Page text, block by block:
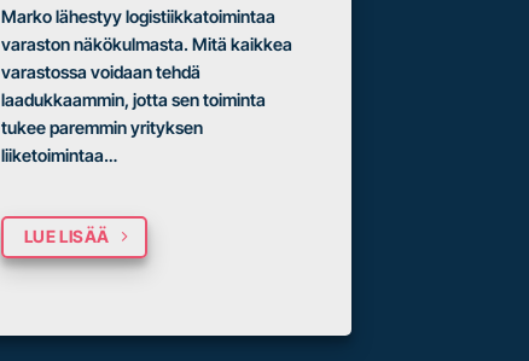
Marko lähestyy logistiikkatoimintaa
varaston näkökulmasta. Mitä kaikkea
varastossa voidaan tehdä
laadukkaammin, jotta sen toiminta
tukee paremmin yrityksen
liiketoimintaa…
LUE LISÄÄ